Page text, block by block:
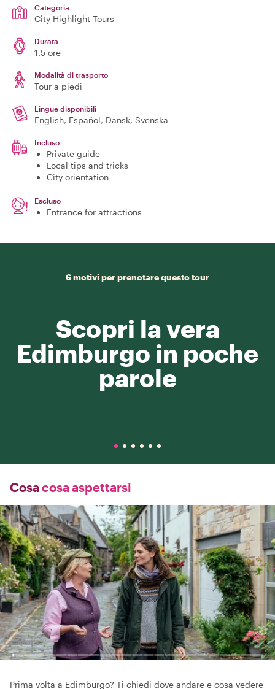
Categoria
City Highlight Tours
Durata
1.5 ore
Modalità di trasporto
Tour a piedi
Lingue disponibili
English, Español, Dansk, Svenska
Incluso
Private guide
Local tips and tricks
City orientation
Escluso
Entrance for attractions
6 motivi per prenotare questo tour
Scopri la vera
Edimburgo in poche
parole
Cosa cosa aspettarsi
Prima volta a Edimburgo? Ti chiedi dove andare e cosa vedere